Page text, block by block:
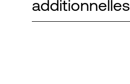
additionnelles